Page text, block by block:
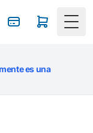
es una